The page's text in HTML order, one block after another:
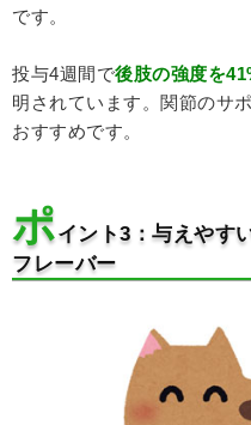
です。
投与4週間で後肢の強度を
明されています。関節のサ
おすすめです。
ポイント3：与えやす
フレーバー